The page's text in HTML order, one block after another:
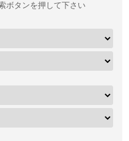
ボタンを押して下さい